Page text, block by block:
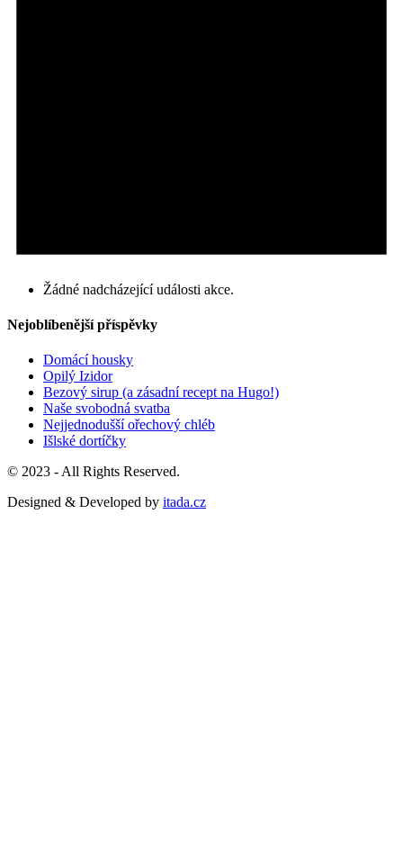
Žádné nadcházející události akce.
Nejoblíbenější příspěvky
Domácí housky
Opilý Izidor
Bezový sirup (a zásadní recept na Hugo!)
Naše svobodná svatba
Nejjednodušší ořechový chléb
Išlské dortíčky
© 2023 - All Rights Reserved.
Designed & Developed by itada.cz